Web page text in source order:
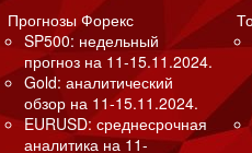
Прогнозы Форекс
SP500: недельный
прогноз на 11-15.11.2024.
Gold: аналитический
обзор на 11-15.11.2024.
EURUSD: среднесрочная
аналитика на 11-